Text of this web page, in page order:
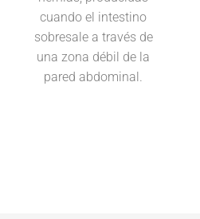
cuando el intestino
sobresale a través de
una zona débil de la
pared abdominal.